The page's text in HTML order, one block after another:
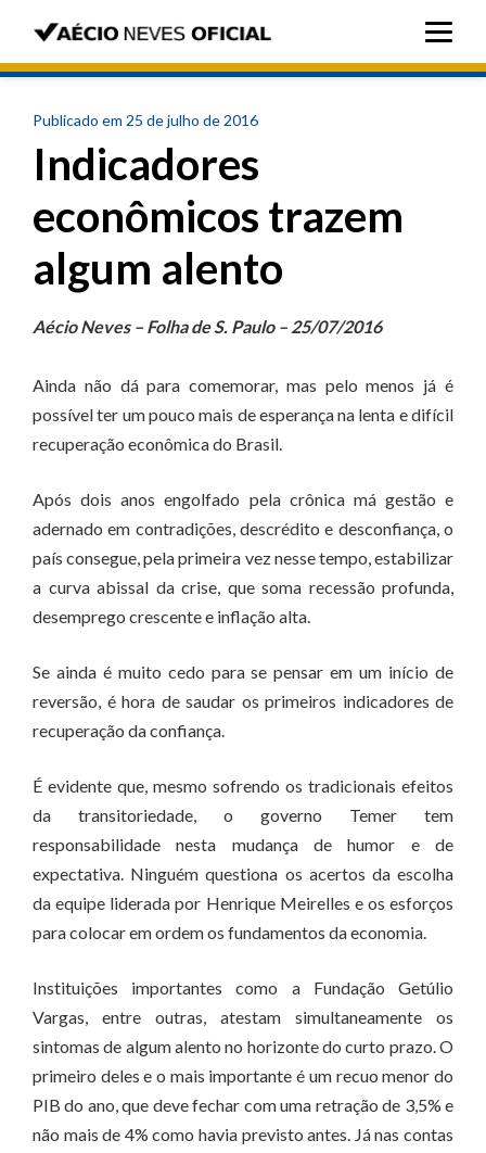
Publicado em 25 de julho de 2016
Indicadores
econômicos trazem
algum alento
Aécio Neves – Folha de S. Paulo – 25/07/2016
Ainda não dá para comemorar, mas pelo menos já é
possível ter um pouco mais de esperança na lenta e difícil
recuperação econômica do Brasil.
Após dois anos engolfado pela crônica má gestão e
adernado em contradições, descrédito e desconfiança, o
país consegue, pela primeira vez nesse tempo, estabilizar
a curva abissal da crise, que soma recessão profunda,
desemprego crescente e inflação alta.
Se ainda é muito cedo para se pensar em um início de
reversão, é hora de saudar os primeiros indicadores de
recuperação da confiança.
É evidente que, mesmo sofrendo os tradicionais efeitos
da transitoriedade, o governo Temer tem
responsabilidade nesta mudança de humor e de
expectativa. Ninguém questiona os acertos da escolha
da equipe liderada por Henrique Meirelles e os esforços
para colocar em ordem os fundamentos da economia.
Instituições importantes como a Fundação Getúlio
Vargas, entre outras, atestam simultaneamente os
sintomas de algum alento no horizonte do curto prazo. O
primeiro deles e o mais importante é um recuo menor do
PIB do ano, que deve fechar com uma retração de 3,5% e
não mais de 4% como havia previsto antes. Já nas contas